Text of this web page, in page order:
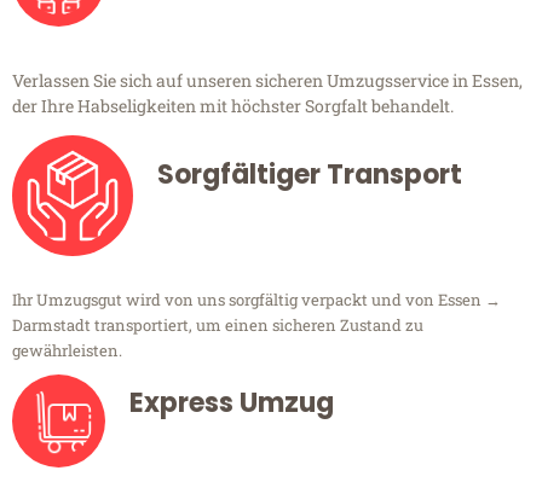
Verlassen Sie sich auf unseren sicheren Umzugsservice in Essen,
der Ihre Habseligkeiten mit höchster Sorgfalt behandelt.
Sorgfältiger Transport
Ihr Umzugsgut wird von uns sorgfältig verpackt und von Essen →
Darmstadt transportiert, um einen sicheren Zustand zu
gewährleisten.
Express Umzug